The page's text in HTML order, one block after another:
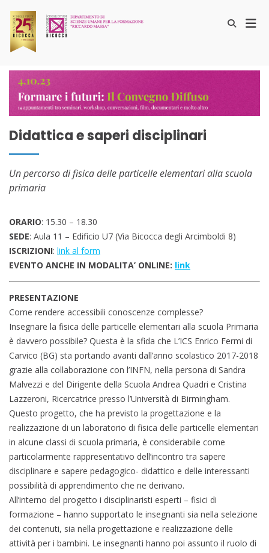
contenuto
Mostra
Didattica e saperi disciplinari
Un percorso di fisica delle particelle elementari alla scuola
primaria
ORARIO: 15.30 – 18.30
SEDE: Aula 11 – Edificio U7 (Via Bicocca degli Arcimboldi 8)
ISCRIZIONI: link al form
EVENTO ANCHE IN MODALITA’ ONLINE: link
PRESENTAZIONE
Come rendere accessibili conoscenze complesse?
Insegnare la fisica delle particelle elementari alla scuola Primaria
è davvero possibile? Questa è la sfida che L’ICS Enrico Fermi di
Carvico (BG) sta portando avanti dall’anno scolastico 2017-2018
grazie alla collaborazione con l’INFN, nella persona di Sandra
Malvezzi e del Dirigente della Scuola Andrea Quadri e Cristina
Lazzeroni, Ricercatrice presso l’Università di Birmingham.
Questo progetto, che ha previsto la progettazione e la
realizzazione di un laboratorio di fisica delle particelle elementari
in alcune classi di scuola primaria, è considerabile come
particolarmente rappresentativo dell’incontro tra sapere
disciplinare e sapere pedagogico- didattico e delle interessanti
possibilità di apprendimento che ne derivano.
All’interno del progetto i disciplinaristi esperti – fisici di
formazione – hanno supportato le insegnanti sia nella selezione
dei contenuti, sia nella progettazione e realizzazione delle
attività per i bambini. Le insegnanti hanno poi assunto il ruolo di